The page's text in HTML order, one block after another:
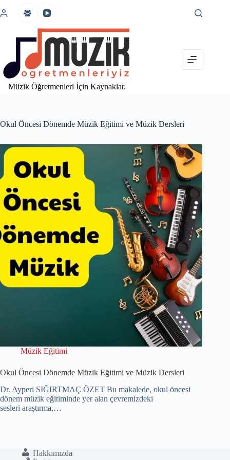
atla
Müzik Öğretmenleri İçin Kaynaklar.
Okul Öncesi Dönemde Müzik Eğitimi ve Müzik Dersleri
Müzik Eğitimi
Okul Öncesi Dönemde Müzik Eğitimi ve Müzik Dersleri
Dr. Ayperi SIĞIRTMAÇ ÖZET Bu makalede, okul öncesi
dönem müzik eğitiminde yer alan çevremizdeki
sesleri araştırma,…
Hakkımızda